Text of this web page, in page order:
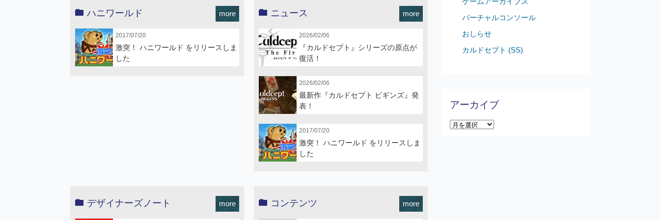
more
ハニワールド
2017/07/20
激突！ ハニワールド をリリースしま
した
more
ニュース
2026/02/06
『カルドセプト』シリーズの原点が
復活！
2026/02/06
最新作『カルドセプト ビギンズ』発
表！
2017/07/20
激突！ ハニワールド をリリースしま
した
more
デザイナーズノート more
コンテンツ
ゲームアーカイブス
バーチャルコンソール
おしらせ
カルドセプト (SS)
アーカイブ
ア